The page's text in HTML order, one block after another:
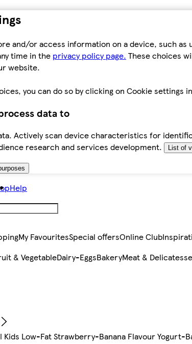
and/or access information on a device, such
time in the privacy policy page. These choices
website.
you can do so by clicking on Cookie settings
data to
Actively scan device characteristics for
research and services development.
List of
Help
My FavouritesSpecial offersOnline Club
& VegetableDairy-EggsBakeryMeat &
Kids Low-Fat Strawberry-Banana Flavour Yogurt-